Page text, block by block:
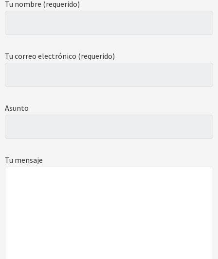
Tu nombre (requerido)
Tu correo electrónico (requerido)
Asunto
Tu mensaje